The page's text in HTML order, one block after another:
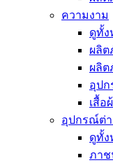
ความงาม
ดูทั้ง
ผลิ
ผลิ
อุป
เสื้อ
อุปกรณ์ต่า
ดูทั้ง
ภาช